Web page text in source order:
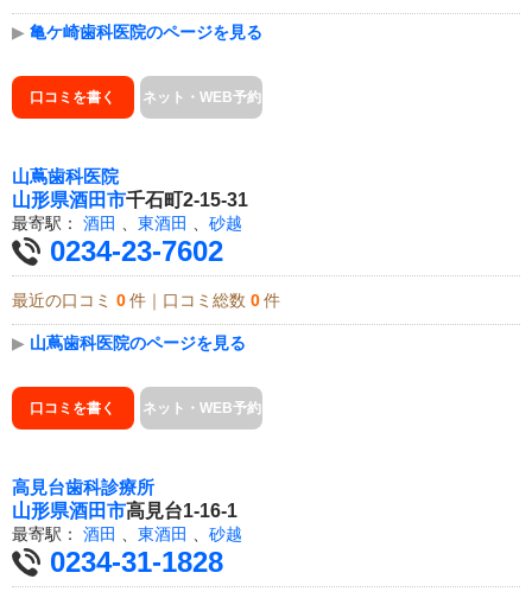
▶ 亀ケ崎歯科医院のページを見る
口コミを書く ネット・WEB予約
山蔦歯科医院
山形県酒田市千石町2-15-31
最寄駅： 酒田 、 東酒田 、 砂越
0234-23-7602
最近の口コミ 0 件｜口コミ総数 0 件
▶ 山蔦歯科医院のページを見る
口コミを書く ネット・WEB予約
高見台歯科診療所
山形県酒田市高見台1-16-1
最寄駅： 酒田 東酒田 砂越
0234-31-1828